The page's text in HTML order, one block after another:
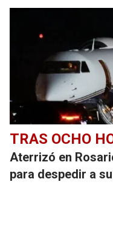
TRAS OCHO
Aterrizó en
para despedir a